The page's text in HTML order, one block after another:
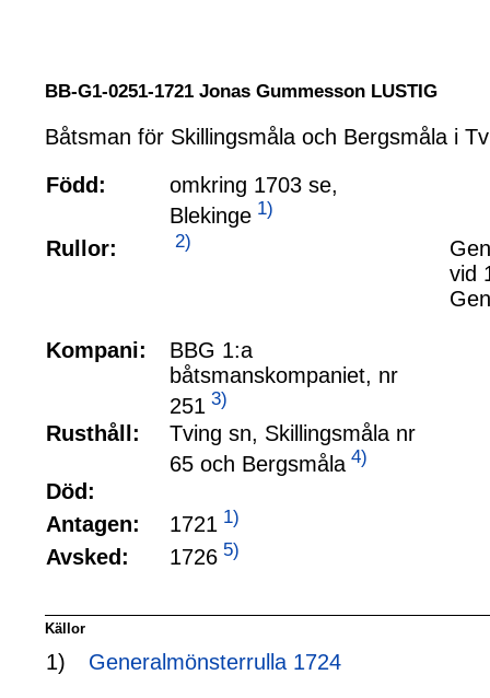
BB-G1-0251-1721 Jonas Gummesson LUSTIG
Båtsman för Skillingsmåla och Bergsmåla i
Född:
omkring 1703 se,
Blekinge 1)
Rullor: 2)
vid
Kompani:
BBG 1:a
båtsmanskompaniet, nr
251 3)
Rusthåll:
Tving sn, Skillingsmåla nr
65 och Bergsmåla 4)
Död:
Antagen:
1721 1)
Avsked: 1726 5)
Källor
1) Generalmönsterrulla 1724